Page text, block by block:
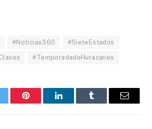
#Noticias360 #SieteEstados
#TemporadadeHuracanes
Pinterest LinkedInTumblr Email